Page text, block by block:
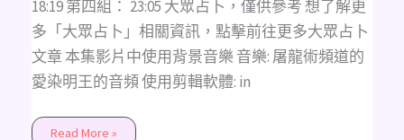
18:19 第四組： 23:05 大眾占卜，僅供參考 想了解更
多「大眾占卜」相關資訊，點擊前往更多大眾占卜
文章 本集影片中使用背景音樂 音樂: 屠龍術頻道的
愛染明王的音頻 使用剪輯軟體: in
Read More »